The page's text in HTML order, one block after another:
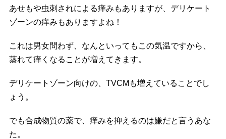
あせもや虫刺されによる痒みもありますが、デリケート
ゾーンの痒みもありますよね！
これは男女問わず、なんといってもこの気温ですから、
蒸れて痒くなることが増えてきます。
デリケートゾーン向けの、TVCMも増えていることでし
ょう。
でも合成物質の薬で、痒みを抑えるのは嫌だと言うあな
た。